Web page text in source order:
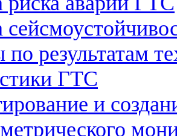
результатам
ГТС
и